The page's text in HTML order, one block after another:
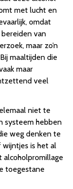
met lucht en
omdat
van
maar zo’n
maaltijden die
maar
veel
niet te
systeem hebben
weg denken te
is het al
toegestane